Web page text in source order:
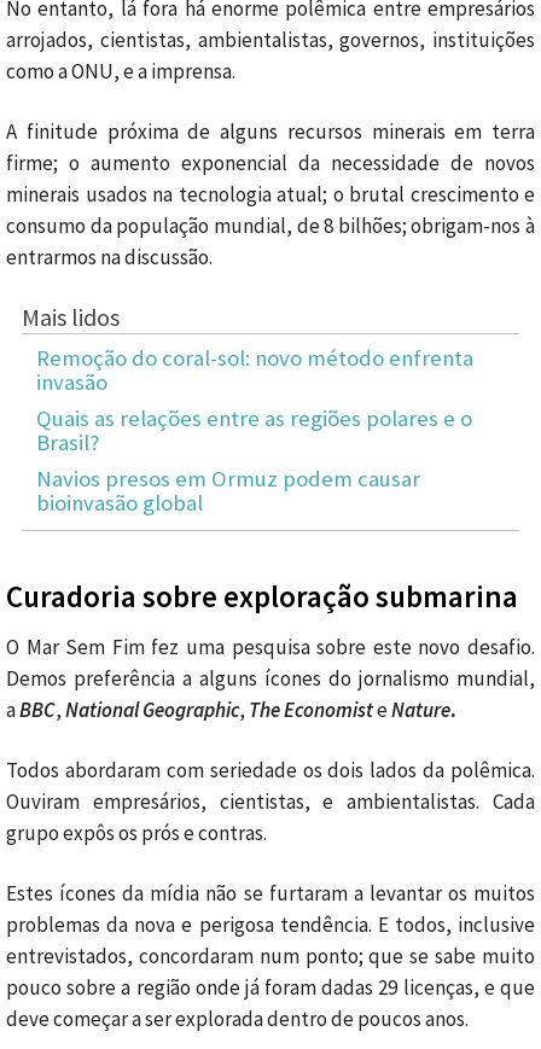
No entanto, lá fora há enorme polêmica entre empresários
arrojados, cientistas, ambientalistas, governos, instituições
como a ONU, e a imprensa.
A finitude próxima de alguns recursos minerais em terra
firme; o aumento exponencial da necessidade de novos
minerais usados na tecnologia atual; o brutal crescimento e
consumo da população mundial, de 8 bilhões; obrigam-nos à
entrarmos na discussão.
Mais lidos
Remoção do coral-sol: novo método enfrenta
invasão
Quais as relações entre as regiões polares e o
Brasil?
Navios presos em Ormuz podem causar
bioinvasão global
Curadoria sobre exploração submarina
O Mar Sem Fim fez uma pesquisa sobre este novo desafio.
Demos preferência a alguns ícones do jornalismo mundial,
aBBC,National Geographic, The EconomisteNature.
Todos abordaram com seriedade os dois lados da polêmica.
Ouviram empresários, cientistas, e ambientalistas. Cada
grupo expôs os prós e contras.
Estes ícones da mídia não se furtaram a levantar os muitos
problemas da nova e perigosa tendência. E todos, inclusive
entrevistados, concordaram num ponto; que se sabe muito
pouco sobre a região onde já foram dadas 29 licenças, e que
deve começar a ser explorada dentro de poucos anos.